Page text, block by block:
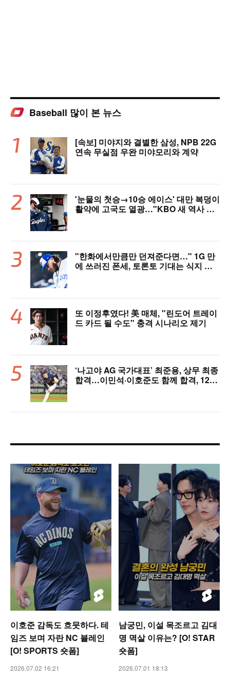
Baseball 많이 본 뉴스
[속보] 미야지와 결별한 삼성, NPB 22G
연속 무실점 우완 미야모리와 계약
'눈물의 첫승→10승 에이스' 대만 복덩이
활약에 고국도 열광…"KBO 새 역사 썼
"한화에서만큼만 던져준다면…" 1G 만
에 쓰러진 폰세, 토론토 기대는 식지 않
또 이정후였다! 美 매체, "린도어 트레이
드 카드 될 수도" 충격 시나리오 제기
‘나고야 AG 국가대표’ 최준용, 상무 최종
합격…이민석·이호준도 함께 합격, 12월
이호준 감독도 흐뭇하다. 테
임즈 보며 자란 NC 블레인
[O! SPORTS 숏폼]
2026.07.02 16:21
남궁민, 이설 목조르고 김대
명 멱살 이유는? [O! STAR
숏폼]
2026.07.01 18:13